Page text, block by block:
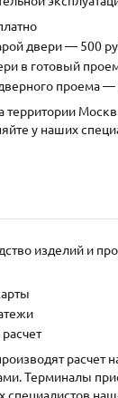
двери — 500
в готовый
проема —
территории
у наших
изделий и
расчет
Терминалы